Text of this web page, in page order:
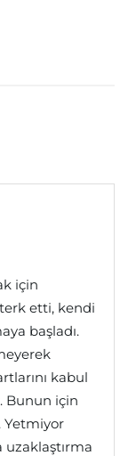
için
etti, kendi
başladı.
kabul
Bunun için
Yetmiyor